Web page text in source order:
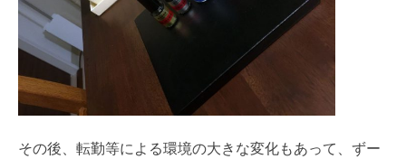
その後、転勤等による環境の大きな変化もあって、ずー